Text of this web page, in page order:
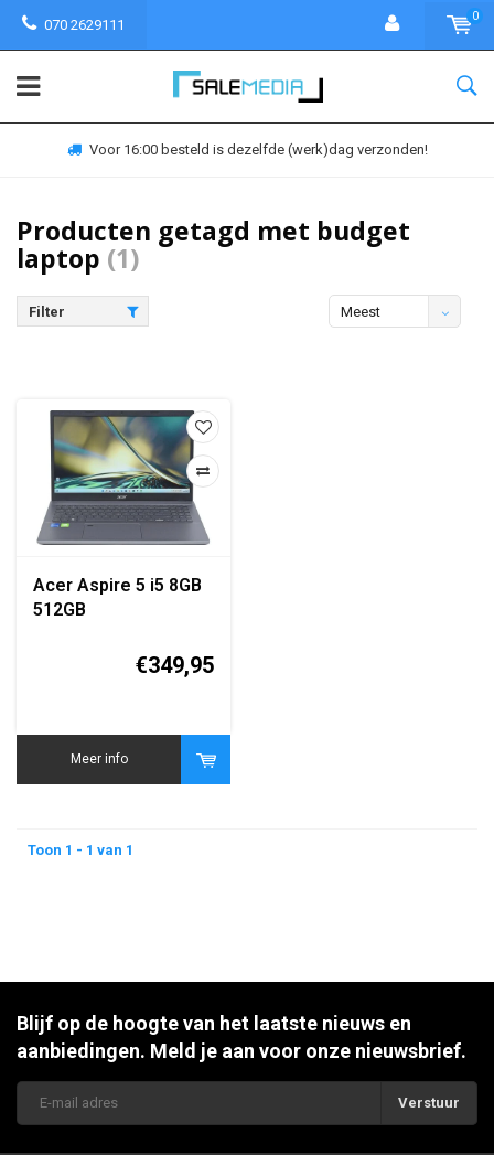
070 2629111
0
Voor 16:00 besteld is dezelfde (werk)dag verzonden!
Producten getagd met budget
laptop (1)
Filter
Meest
Acer Aspire 5 i5 8GB
512GB
€349,95
Meer info
Toon 1 - 1 van 1
Blijf op de hoogte van het laatste nieuws en
aanbiedingen. Meld je aan voor onze nieuwsbrief.
Verstuur